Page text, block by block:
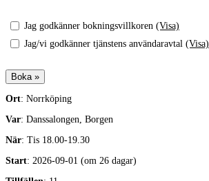
Jag godkänner bokningsvillkoren (Visa)
Jag/vi godkänner tjänstens användaravtal (Visa)
Ort: Norrköping
Var: Danssalongen, Borgen
När: Tis 18.00-19.30
Start: 2026-09-01 (om 26 dagar)